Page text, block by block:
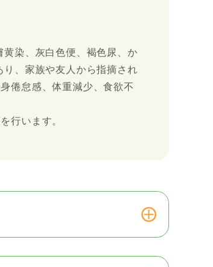
黄染、灰白色便、褐色尿、か
、家族や友人から指摘され
倦怠感、体重減少、食欲不
行います。